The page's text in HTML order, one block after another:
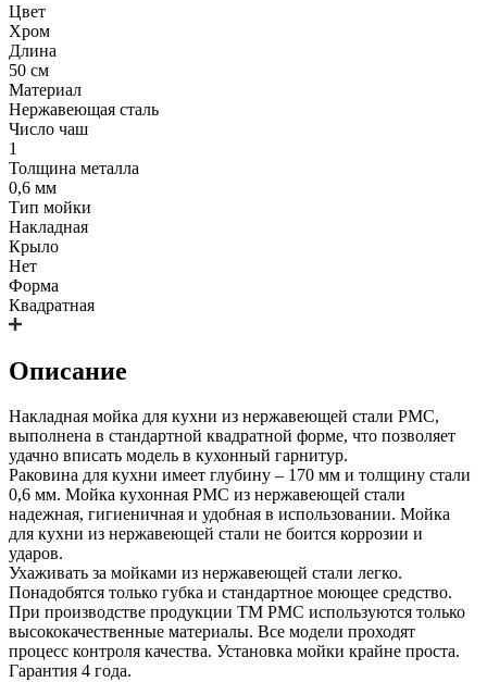
Цвет
Хром
Длина
50 см
Материал
Нержавеющая сталь
Число чаш
1
Толщина металла
0,6 мм
Тип мойки
Накладная
Крыло
Нет
Форма
Квадратная
Описание
Накладная мойка для кухни из нержавеющей стали РМС,
выполнена в стандартной квадратной форме, что позволяет
удачно вписать модель в кухонный гарнитур.
Раковина для кухни имеет глубину – 170 мм и толщину стали
0,6 мм. Мойка кухонная РМС из нержавеющей стали
надежная, гигиеничная и удобная в использовании. Мойка
для кухни из нержавеющей стали не боится коррозии и
ударов.
Ухаживать за мойками из нержавеющей стали легко.
Понадобятся только губка и стандартное моющее средство.
При производстве продукции ТМ РМС используются только
высококачественные материалы. Все модели проходят
процесс контроля качества. Установка мойки крайне проста.
Гарантия 4 года.